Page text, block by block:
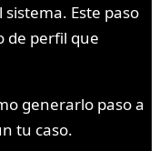
Este paso
de perfil que
generarlo paso a
tu caso.